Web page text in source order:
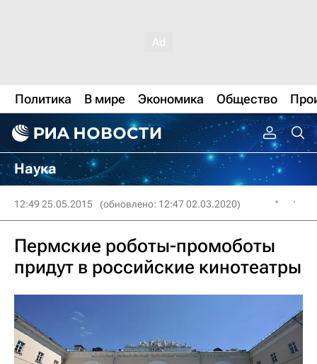
Политика В мире Экономика Общество
Наука
12:49 25.05.2015 (обновлено: 12:47 02.03.2020)
Пермские роботы-промоботы
придут в российские кинотеатры